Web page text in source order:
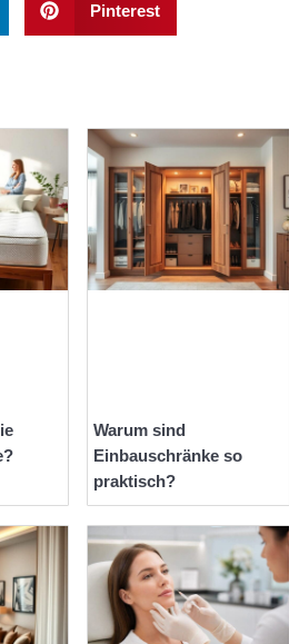
Pinterest
Warum sind
Einbauschränke so
praktisch?